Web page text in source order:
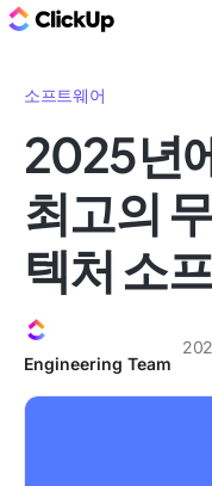
소프트웨어
2025년
최고의
텍처 소
Engineering Team